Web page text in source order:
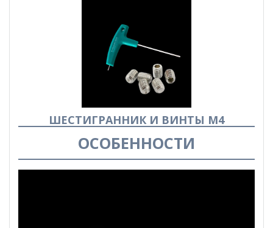
ШЕСТИГРАННИК И ВИНТЫ М4
ОСОБЕННОСТИ